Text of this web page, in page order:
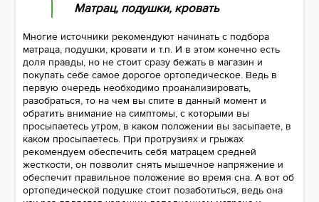
Матрац, подушки, кровать
Многие источники рекомендуют начинать с подбора
матраца, подушки, кровати и т.п. И в этом конечно есть
доля правды, но не стоит сразу бежать в магазин и
покупать себе самое дорогое ортопедическое. Ведь в
первую очередь необходимо проанализировать,
разобраться, то на чем вы спите в данный момент и
обратить внимание на симптомы, с которыми вы
просыпаетесь утром, в каком положении вы засыпаете, в
каком просыпаетесь. При протрузиях и грыжах
рекомендуем обеспечить себя матрацем средней
жесткости, он позволит снять мышечное напряжение и
обеспечит правильное положение во время сна. А вот об
ортопедической подушке стоит позаботиться, ведь она